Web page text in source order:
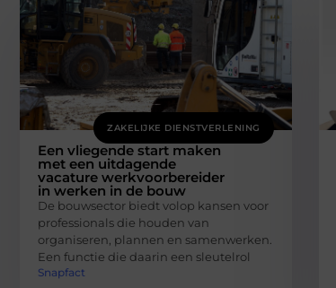
ZAKELIJKE DIENSTVERLENING
Een vliegende start maken
met een uitdagende
vacature werkvoorbereider
in werken in de bouw
De bouwsector biedt volop kansen voor
professionals die houden van
organiseren, plannen en samenwerken.
Een functie die daarin een sleutelrol
Snapfact